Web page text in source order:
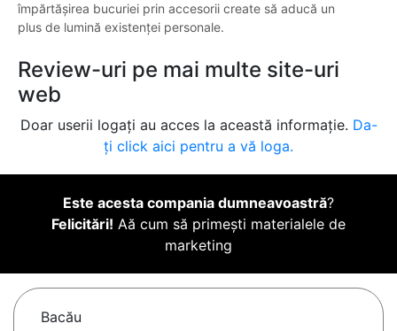
împărtășirea bucuriei prin accesorii create să aducă un
plus de lumină existenței personale.
Review-uri pe mai multe site-uri
web
Doar userii logați au acces la această informație. Da-
ți click aici pentru a vă loga.
Este acesta compania dumneavoastră?
Felicitări! Aă cum să primești materialele de
marketing
Bacău